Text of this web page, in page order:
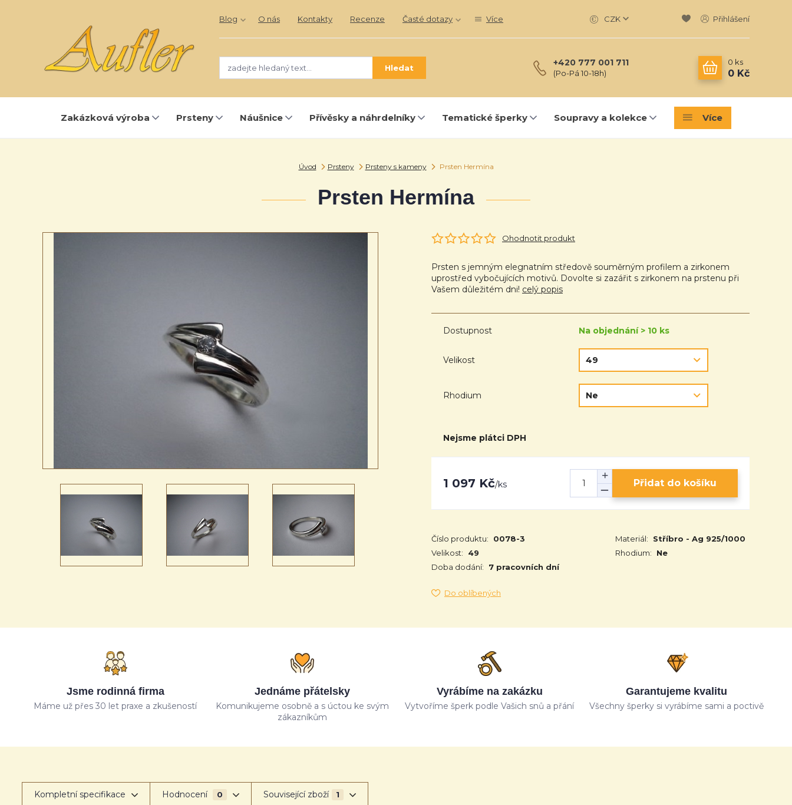
Blog O nás Kontakty Recenze Časté dotazy Více CZK Přihlášení
Hledat +420 777 001 711
(Po-Pá 10-18h)
0 ks
0 Kč
Zakázková výroba Prsteny Náušnice Přívěsky a náhrdelníky Tematické šperky Soupravy a kolekce Více
Úvod Prsteny Prsteny s kameny Prsten Hermína
Prsten Hermína
Ohodnotit produkt
Prsten s jemným elegnatním středově souměrným profilem a zirkonem
uprostřed vybočujících motivů. Dovolte si zazářit s zirkonem na prstenu při
Vašem důležitém dni! celý popis
Dostupnost Na objednání > 10 ks
Velikost
Rhodium
Nejsme plátci DPH
1 097 Kč/ks Přidat do košíku
Číslo produktu: 0078-3 Materiál:
Stříbro - Ag 925/1000
Velikost:
49 Rhodium:
Ne
Doba dodání:
7 pracovních dní
Do oblíbených
Jsme rodinná firma
Máme už přes 30 let praxe a zkušeností
Jednáme přátelsky
Komunikujeme osobně a s úctou ke svým
zákazníkům
Vyrábíme na zakázku
Vytvoříme šperk podle Vašich snů a přání
Garantujeme kvalitu
Všechny šperky si vyrábíme sami a poctivě
Kompletní specifikace Hodnocení 0 Související zboží 1